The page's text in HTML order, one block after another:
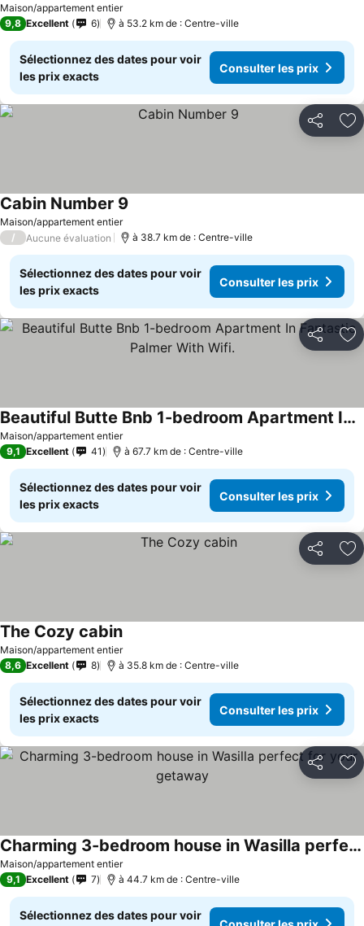
Maison/appartement entier
9,8 Excellent 6 à 53.2 km de : Centre-ville
Sélectionnez des dates pour voir
les prix exacts
Consulter les prix
Partager
Maison/appartement entier
Cabin Number 9
/ Aucune évaluation à 38.7 km de : Centre-ville
Sélectionnez des dates pour voir
les prix exacts
Consulter les prix
Partager
Maison/appartement entier
Beautiful Butte Bnb 1-bedroom Apartment In Fantastic Palmer With Wifi.
9,1 Excellent 41 à 67.7 km de : Centre-ville
Sélectionnez des dates pour voir
les prix exacts
Consulter les prix
Partager
Maison/appartement entier
The Cozy cabin
8,6 Excellent 8 à 35.8 km de : Centre-ville
Sélectionnez des dates pour voir
les prix exacts
Consulter les prix
Partager
Maison/appartement entier
Charming 3-bedroom house in Wasilla perfect for your getaway
9,1 Excellent 7 à 44.7 km de : Centre-ville
Sélectionnez des dates pour voir